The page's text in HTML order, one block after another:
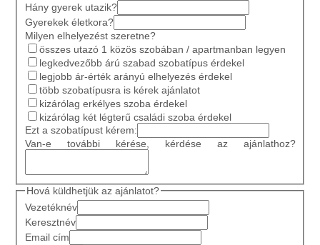
Hány gyerek utazik?
Gyerekek életkora?
Milyen elhelyezést szeretne?
összes utazó 1 közös szobában / apartmanban legyen
legkedvezőbb árú szabad szobatípus érdekel
legjobb ár-érték arányú elhelyezés érdekel
több szobatípusra is kérek ajánlatot
kizárólag erkélyes szoba érdekel
kizárólag két légterű családi szoba érdekel
Ezt a szobatípust kérem:
Van-e további kérése, kérdése az ajánlathoz?
Hová küldhetjük az ajánlatot?
Vezetéknév
Keresztnév
Email cím